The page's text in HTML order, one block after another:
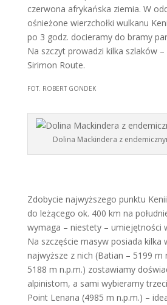
czerwona afrykańska ziemia. W
ośnieżone wierzchołki wulkanu
po 3 godz. docieramy do bramy
Na szczyt prowadzi kilka szlaków
Sirimon Route.
FOT. ROBERT GONDEK
Dolina Mackindera z
Zdobycie najwyższego punktu
do leżącego ok. 400 km na
wymaga – niestety – umiejętności
Na szczęście masyw posiada kilka
najwyższe z nich (Batian – 5199 m
5188 m n.p.m.) zostawiamy
alpinistom, a sami wybieramy
Point Lenana (4985 m n.p.m.) –